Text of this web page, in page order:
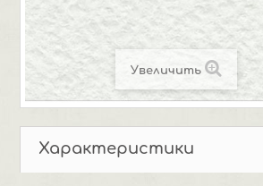
Увеличить
Характеристики